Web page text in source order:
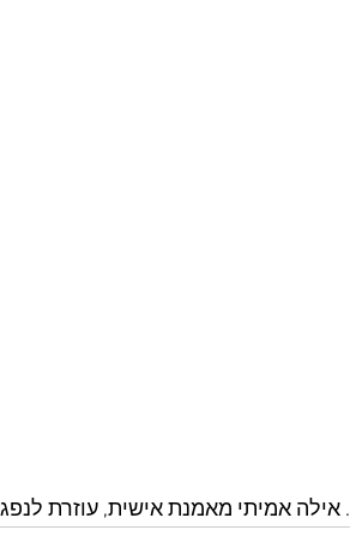
. אילה אמיתי מאמנת אישית, עוזרת